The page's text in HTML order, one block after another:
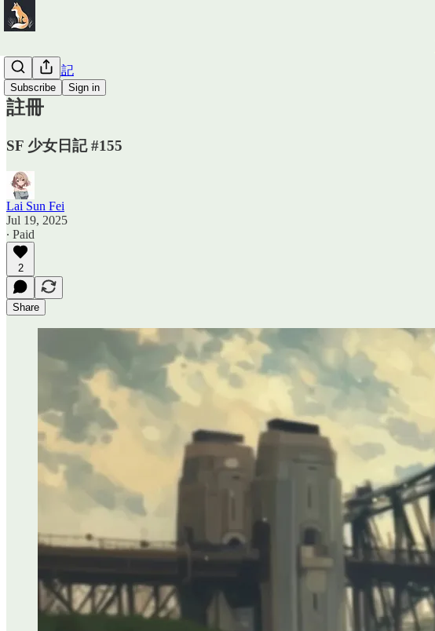
Subscribe Sign in
SF 少女日記
註冊
SF 少女日記 #155
Lai Sun Fei
Jul 19, 2025
∙ Paid
2
Share